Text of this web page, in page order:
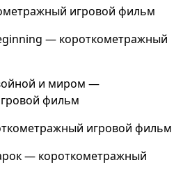
игровой фильм
— короткометражный
и миром —
фильм
игровой фильм
— короткометражный